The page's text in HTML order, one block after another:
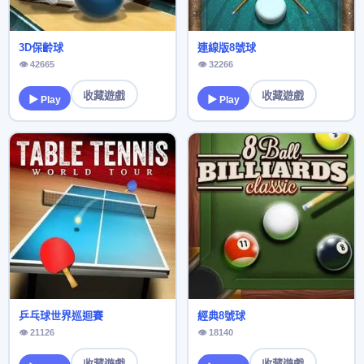
3D保齡球
👁 42665
▶ Play 收藏遊戲
連線版8號球
👁 32266
▶ Play 收藏遊戲
乒乓球世界巡迴賽
👁 21126
經典8號球
👁 18140